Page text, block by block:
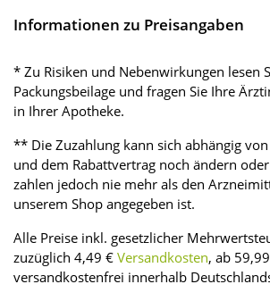
Informationen zu Preisangaben
* Zu Risiken und Nebenwirkungen lesen
Packungsbeilage und fragen Sie Ihre
in Ihrer Apotheke.
** Die Zuzahlung kann sich abhängig
und dem Rabattvertrag noch ändern
zahlen jedoch nie mehr als den
unserem Shop angegeben ist.
Alle Preise inkl. gesetzlicher
zuzüglich 4,49 € Versandkosten, ab
versandkostenfrei innerhalb